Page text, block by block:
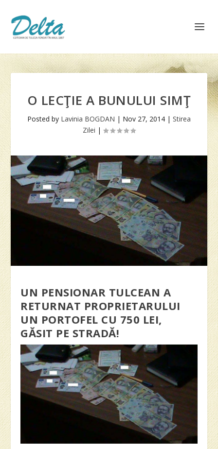
O LECŢIE A BUNULUI SIMŢ
Posted by Lavinia BOGDAN | Nov 27, 2014 | Stirea
Zilei |
UN PENSIONAR TULCEAN A
RETURNAT PROPRIETARULUI
UN PORTOFEL CU 750 LEI,
GĂSIT PE STRADĂ!